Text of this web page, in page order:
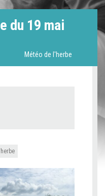
du 19 mai
Météo de l'herbe